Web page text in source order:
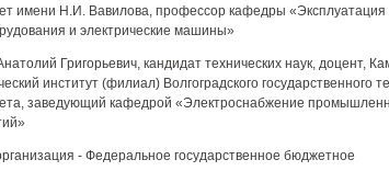
имени Н.И. Вавилова, профессор кафедры «Эксплуатация
и электрические машины»
Григорьевич, кандидат технических наук, доцент,
институт (филиал) Волгоградского государственного
заведующий кафедрой «Электроснабжение
- Федеральное государственное бюджетное